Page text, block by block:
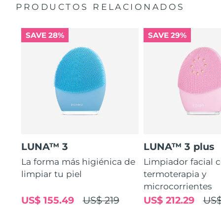
PRODUCTOS RELACIONADOS
SAVE 28%
LUNA™ 3
La forma más higiénica de
limpiar tu piel
US$ 219
US$ 155.49
SAVE 29%
LUNA™ 3 plus
Limpiador facial
termoterapia y
microcorrientes
US$ 212.29